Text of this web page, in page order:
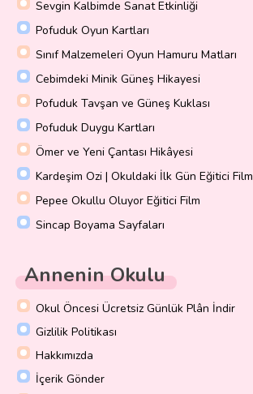
Sevgin Kalbimde Sanat Etkinliği
Pofuduk Oyun Kartları
Sınıf Malzemeleri Oyun Hamuru Matları
Cebimdeki Minik Güneş Hikayesi
Pofuduk Tavşan ve Güneş Kuklası
Pofuduk Duygu Kartları
Ömer ve Yeni Çantası Hikâyesi
Kardeşim Ozi | Okuldaki İlk Gün Eğitici Film
Pepee Okullu Oluyor Eğitici Film
Sincap Boyama Sayfaları
Annenin Okulu
Okul Öncesi Ücretsiz Günlük Plân İndir
Gizlilik Politikası
Hakkımızda
İçerik Gönder